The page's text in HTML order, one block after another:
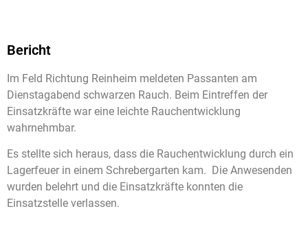
Bericht
Im Feld Richtung Reinheim meldeten Passanten am
Dienstagabend schwarzen Rauch. Beim Eintreffen der
Einsatzkräfte war eine leichte Rauchentwicklung
wahrnehmbar.
Es stellte sich heraus, dass die Rauchentwicklung durch ein
Lagerfeuer in einem Schrebergarten kam. Die Anwesenden
wurden belehrt und die Einsatzkräfte konnten die
Einsatzstelle verlassen.